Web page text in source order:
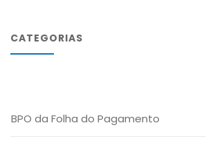
CATEGORIAS
BPO da Folha do Pagamento